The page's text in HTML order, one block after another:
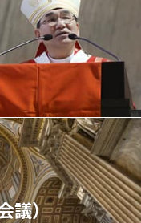
議）